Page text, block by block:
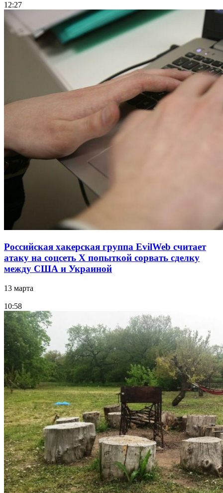
12:27
Российская хакерская группа EvilWeb считает
атаку на соцсеть Х попыткой сорвать сделку
между США и Украиной
13 марта
10:58